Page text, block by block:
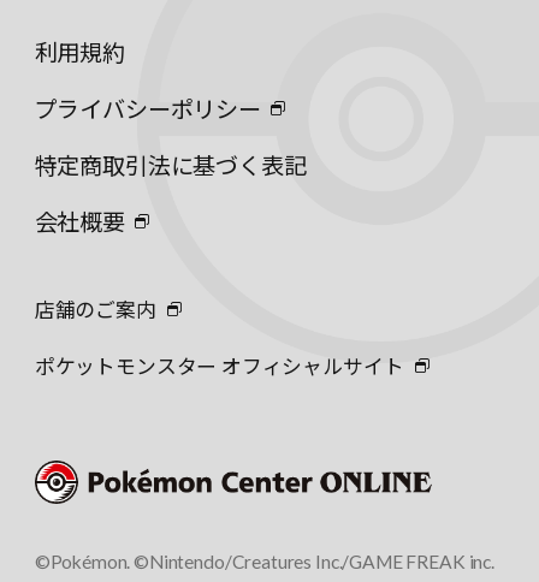
利用規約
プライバシーポリシー
特定商取引法に基づく表記
会社概要
店舗のご案内
ポケットモンスター オフィシャルサイト
©Pokémon. ©Nintendo/Creatures Inc./GAME FREAK inc.